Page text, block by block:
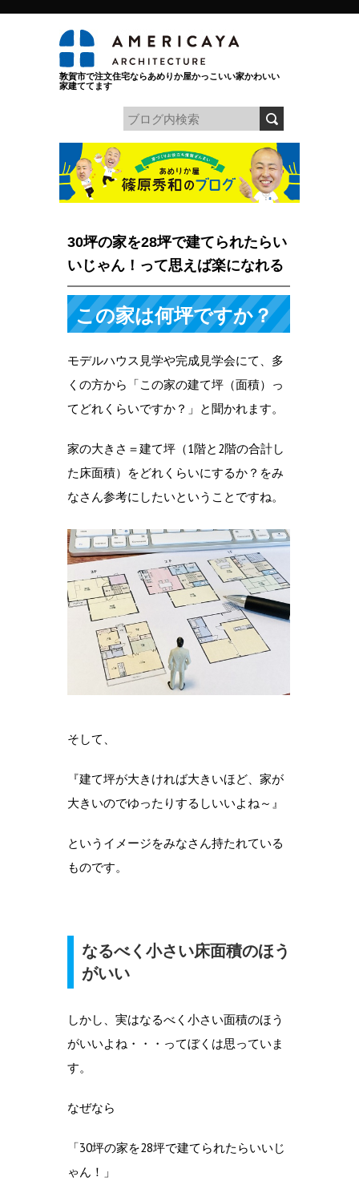
敦賀市で注文住宅ならあめりか屋かっこいい家かわいい
家建ててます
30坪の家を28坪で建てられたらい
いじゃん！って思えば楽になれる
この家は何坪ですか？
モデルハウス見学や完成見学会にて、多
くの方から「この家の建て坪（面積）っ
てどれくらいですか？」と聞かれます。
家の大きさ＝建て坪（1階と2階の合計し
た床面積）をどれくらいにするか？をみ
なさん参考にしたいということですね。
そして、
『建て坪が大きければ大きいほど、家が
大きいのでゆったりするしいいよね～』
というイメージをみなさん持たれている
ものです。
なるべく小さい床面積のほう
がいい
しかし、実はなるべく小さい面積のほう
がいいよね・・・ってぼくは思っていま
す。
なぜなら
「30坪の家を28坪で建てられたらいいじ
ゃん！」